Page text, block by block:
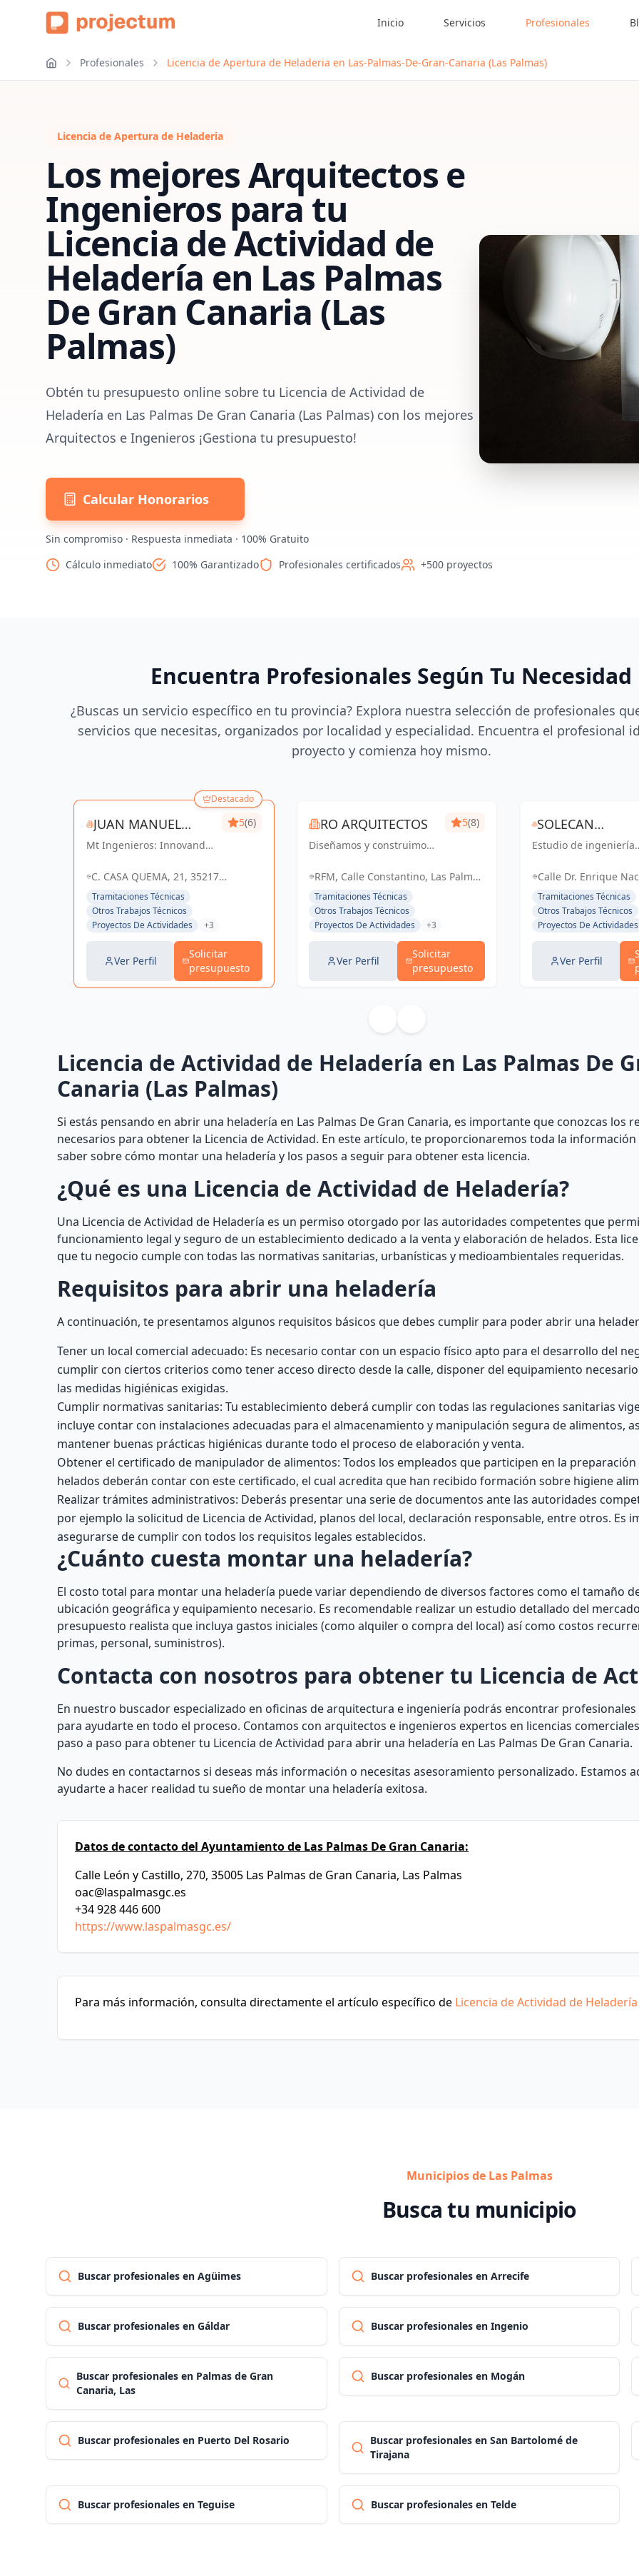
Inicio Servicios Profesionales
Profesionales Licencia de Apertura de Heladeria en Las-Palmas-De-Gran-Canaria (Las Palmas)
Licencia de Apertura de Heladeria
Los mejores Arquitectos e
Ingenieros para tu
Licencia de Actividad de
Heladería en Las Palmas
De Gran Canaria (Las
Palmas)
Obtén tu presupuesto online sobre tu Licencia de Actividad de
Heladería en Las Palmas De Gran Canaria (Las Palmas) con los mejores
Arquitectos e Ingenieros ¡Gestiona tu presupuesto!
Calcular Honorarios
Sin compromiso · Respuesta inmediata · 100% Gratuito
Cálculo inmediato
100% Garantizado Profesionales certificados +500 proyectos
Encuentra Profesionales Según Tu Necesidad
¿Buscas un servicio específico en tu provincia? Explora nuestra selección de profesionales
servicios que necesitas, organizados por localidad y especialidad. Encuentra el profesional
proyecto y comienza hoy mismo.
Destacado
JUAN MANUEL
TORRES SANCHEZ
Mt Ingenieros: Innovando
construyendo un futuro
Valsequillo de Gran
Canaria.
5(6)
C. CASA QUEMA, 21, 35217
VALSEQUILLO, LAS PALMAS,
ESPAÑA, España
Tramitaciones Técnicas
Otros Trabajos Técnicos
Proyectos De Actividades
+3
Ver Perfil
Solicitar
presupuesto
RO ARQUITECTOS
Diseñamos y construimos
que reflejan tu estilo de
necesidades, ofreciendo
una gama completa de
servicios de arquitectura y
5(8)
RFM, Calle Constantino, Las Palmas
de Gran Canaria, España, España
Tramitaciones Técnicas
Otros Trabajos Técnicos
Proyectos De Actividades
+3
Ver Perfil
Solicitar
presupuesto
SOLECAN
INGENEIRIA Y
DESPACHO
TÉCNICO
Estudio de ingeniería
integrales,
por su enfoque en el
trato humano y directo
con el cliente.
Calle Dr. Enrique
Hernández,
España
Tramitaciones Técnicas
Otros Trabajos Técnicos
Proyectos De Actividades
Ver Perfil
Licencia de Actividad de Heladería en Las Palmas De
Canaria (Las Palmas)
Si estás pensando en abrir una heladería en Las Palmas De Gran Canaria, es importante que conozcas los
necesarios para obtener la Licencia de Actividad. En este artículo, te proporcionaremos toda la información
saber sobre cómo montar una heladería y los pasos a seguir para obtener esta licencia.
¿Qué es una Licencia de Actividad de Heladería?
Una Licencia de Actividad de Heladería es un permiso otorgado por las autoridades competentes que
funcionamiento legal y seguro de un establecimiento dedicado a la venta y elaboración de helados. Esta
que tu negocio cumple con todas las normativas sanitarias, urbanísticas y medioambientales requeridas.
Requisitos para abrir una heladería
A continuación, te presentamos algunos requisitos básicos que debes cumplir para poder abrir una
Tener un local comercial adecuado: Es necesario contar con un espacio físico apto para el desarrollo del
cumplir con ciertos criterios como tener acceso directo desde la calle, disponer del equipamiento
las medidas higiénicas exigidas.
Cumplir normativas sanitarias: Tu establecimiento deberá cumplir con todas las regulaciones sanitarias
incluye contar con instalaciones adecuadas para el almacenamiento y manipulación segura de alimentos,
mantener buenas prácticas higiénicas durante todo el proceso de elaboración y venta.
Obtener el certificado de manipulador de alimentos: Todos los empleados que participen en la preparación
helados deberán contar con este certificado, el cual acredita que han recibido formación sobre higiene
Realizar trámites administrativos: Deberás presentar una serie de documentos ante las autoridades
por ejemplo la solicitud de Licencia de Actividad, planos del local, declaración responsable, entre otros. Es
asegurarse de cumplir con todos los requisitos legales establecidos.
¿Cuánto cuesta montar una heladería?
El costo total para montar una heladería puede variar dependiendo de diversos factores como el tamaño
ubicación geográfica y equipamiento necesario. Es recomendable realizar un estudio detallado del
presupuesto realista que incluya gastos iniciales (como alquiler o compra del local) así como costos
primas, personal, suministros).
Contacta con nosotros para obtener tu Licencia de
En nuestro buscador especializado en oficinas de arquitectura e ingeniería podrás encontrar profesionales
para ayudarte en todo el proceso. Contamos con arquitectos e ingenieros expertos en licencias
paso a paso para obtener tu Licencia de Actividad para abrir una heladería en Las Palmas De Gran Canaria.
No dudes en contactarnos si deseas más información o necesitas asesoramiento personalizado. Estamos
ayudarte a hacer realidad tu sueño de montar una heladería exitosa.
Datos de contacto del Ayuntamiento de Las Palmas De Gran Canaria:
Calle León y Castillo, 270, 35005 Las Palmas de Gran Canaria, Las Palmas
oac@laspalmasgc.es
+34 928 446 600
https://www.laspalmasgc.es/
Para más información, consulta directamente el artículo específico de Licencia de Actividad de Heladería
Municipios de Las Palmas
Busca tu municipio
Buscar profesionales en Agüimes Buscar profesionales en Arrecife
Buscar profesionales en Gáldar Buscar profesionales en Ingenio
Buscar profesionales en Palmas de Gran
Canaria, Las
Buscar profesionales en Mogán
Buscar profesionales en Puerto Del Rosario
Buscar profesionales en San Bartolomé de
Tirajana
Buscar profesionales en Teguise Buscar profesionales en Telde